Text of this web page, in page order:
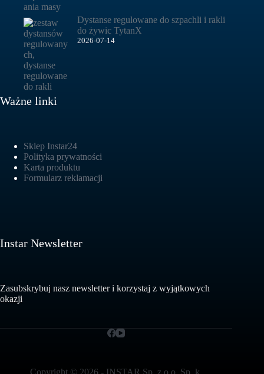
Dystanse regulowane do szpachli i rakli
do żywic TytanX
2026-07-14
Ważne linki
Sklep Instar24
Polityka prywatności
Karta produktu
Formularz reklamacji
Instar Newsletter
Zasubskrybuj nasz newsletter i korzystaj z wyjątkowych
okazji
Copyright © 2026 - INSTAR Sp. z o.o. Sp. k.